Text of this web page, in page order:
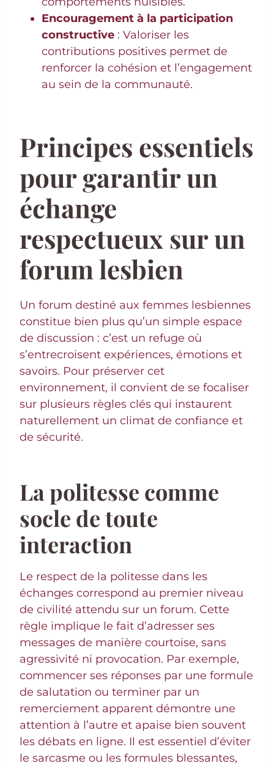
Encouragement à la participation
constructive : Valoriser les
contributions positives permet de
renforcer la cohésion et l’engagement
au sein de la communauté.
Principes essentiels
pour garantir un
échange
respectueux sur un
forum lesbien
Un forum destiné aux femmes lesbiennes
constitue bien plus qu’un simple espace
de discussion : c’est un refuge où
s’entrecroisent expériences, émotions et
savoirs. Pour préserver cet
environnement, il convient de se focaliser
sur plusieurs règles clés qui instaurent
naturellement un climat de confiance et
de sécurité.
La politesse comme
socle de toute
interaction
Le respect de la politesse dans les
échanges correspond au premier niveau
de civilité attendu sur un forum. Cette
règle implique le fait d’adresser ses
messages de manière courtoise, sans
agressivité ni provocation. Par exemple,
commencer ses réponses par une formule
de salutation ou terminer par un
remerciement apparent démontre une
attention à l’autre et apaise bien souvent
les débats en ligne. Il est essentiel d’éviter
le sarcasme ou les formules blessantes,